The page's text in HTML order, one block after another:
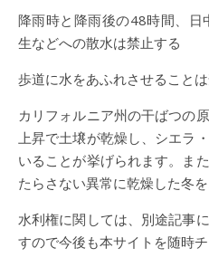
降雨時と降雨後の48時間、
生などへの散水は禁止する
歩道に水をあふれさせること
カリフォルニア州の干ばつの
上昇で土壌が乾燥し、シエラ
いることが挙げられます。ま
たらさない異常に乾燥した冬
水利権に関しては、別途記事
すので今後も本サイトを随時